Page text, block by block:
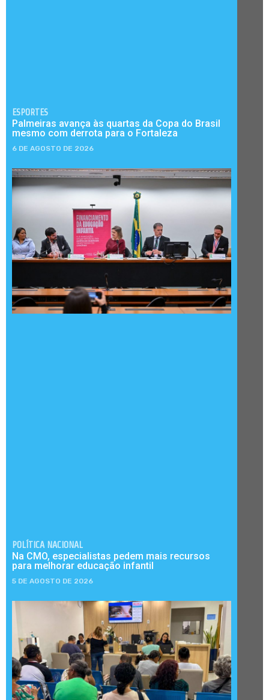
ESPORTES
Palmeiras avança às quartas da Copa do Brasil
mesmo com derrota para o Fortaleza
6 DE AGOSTO DE 2026
POLÍTICA NACIONAL
Na CMO, especialistas pedem mais recursos
para melhorar educação infantil
5 DE AGOSTO DE 2026